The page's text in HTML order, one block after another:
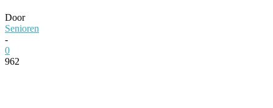
Door
Senioren
-
0
962